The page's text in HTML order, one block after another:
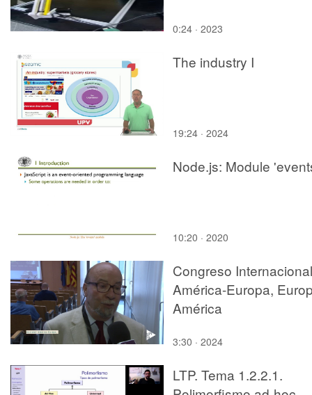
0:24 · 2023
The industry I
19:24 · 2024
Node.js: Module
10:20 · 2020
Congreso Internacional
América-Europa,
América
3:30 · 2024
LTP. Tema 1.2.2.1.